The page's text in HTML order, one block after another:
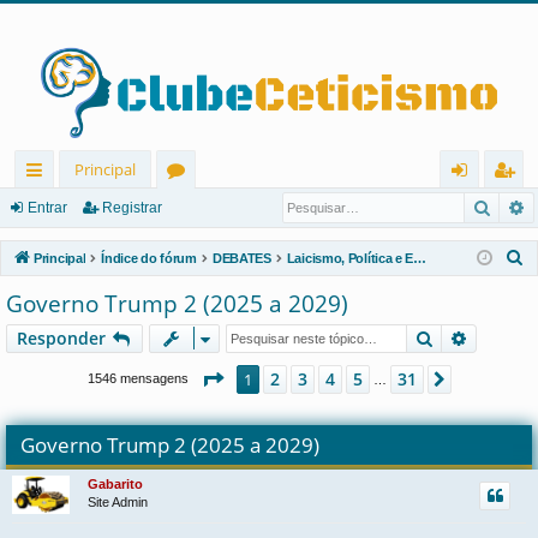
in
ks
rá
pi
d
Principal
u
ns
ra
r
eg
ist
ra
Entrar Registrar
Principal Índice do fórum DEBATES Laicismo, Política e Economia
s
r
Governo Trump 2 (2025 a 2029)
Responder Pesquisar
1546 mensagens Página de 31
1 2 3 4 5 … 31
Governo Trump 2 (2025 a 2029)
Gabarito
Site Admin